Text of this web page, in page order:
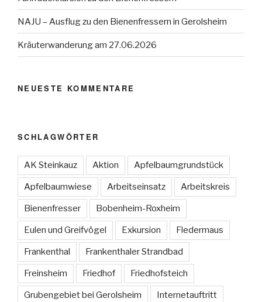
NAJU – Ausflug zu den Bienenfressern in Gerolsheim
Kräuterwanderung am 27.06.2026
NEUESTE KOMMENTARE
SCHLAGWÖRTER
AK Steinkauz Aktion Apfelbaumgrundstück
Apfelbaumwiese Arbeitseinsatz Arbeitskreis
Bienenfresser Bobenheim-Roxheim
Eulen und Greifvögel Exkursion Fledermaus
Frankenthal Frankenthaler Strandbad
Freinsheim Friedhof Friedhofsteich
Grubengebiet bei Gerolsheim Internetauftritt